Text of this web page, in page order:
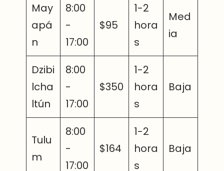
May
apá
n
8:00
-
17:00
$95
1-2
hora
s
Med
ia
Dzibi
lcha
ltún
8:00
-
17:00
$350
1-2
hora
s
Baja
Tulu
m
8:00
-
17:00
$164
1-2
hora
s
Baja